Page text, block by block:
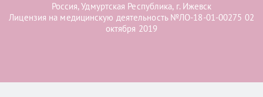
Россия, Удмуртская Республика, г. Ижевск
Лицензия на медицинскую деятельность №ЛО-18-01-00275 02
октября 2019